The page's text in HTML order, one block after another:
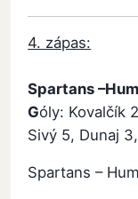
4. zápas:
Spartans
Góly: Kovalčík
Sivý 5, Dunaj
Spartans –